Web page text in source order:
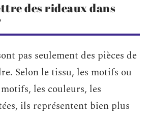
des rideaux dans
pas seulement des pièces de
Selon le tissu, les motifs ou
les couleurs, les
ils représentent bien plus